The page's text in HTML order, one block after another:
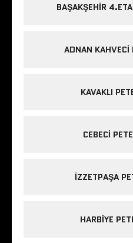
BAŞAKŞEHIR
ADNAN KAHVECI
KAVAKLI
CEBECI
IZZETPAŞA
HARBIYE